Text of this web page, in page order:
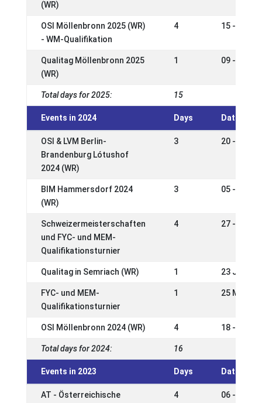
(WR)
OSI Möllenbronn 2025 (WR)
- WM-Qualifikation
4 15 - 18
Qualitag Möllenbronn 2025
(WR)
1 09 - 11
Total days for 2025: 15
Events in 2024 Days Date
OSI & LVM Berlin-
Brandenburg Lótushof
2024 (WR)
3 20 - 22
BIM Hammersdorf 2024
(WR)
3 05 - 08
Schweizermeisterschaften
und FYC- und MEM-
Qualifikationsturnier
4 27 - 30
Qualitag in Semriach (WR) 1 23 Jun
FYC- und MEM-
Qualifikationsturnier
1 25 May
OSI Möllenbronn 2024 (WR) 4 18 - 21
Total days for 2024: 16
Events in 2023 Days Date
AT - Österreichische
4 06 - 09